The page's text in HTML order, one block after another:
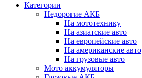
Категории
Недорогие АКБ
На мототехнику
На азиатские авто
На европейские авто
На американские авто
На грузовые авто
Мото аккумуляторы